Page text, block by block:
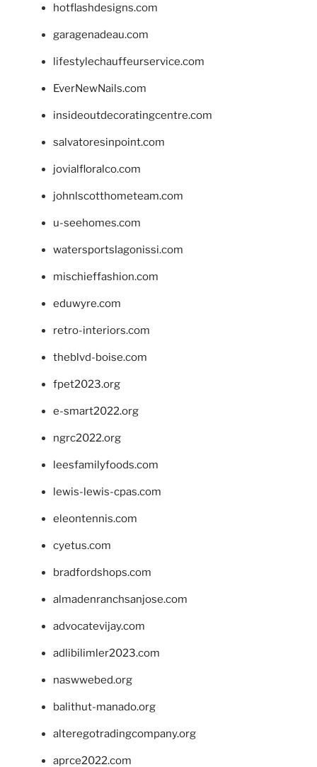
hotflashdesigns.com
garagenadeau.com
lifestylechauffeurservice.com
EverNewNails.com
insideoutdecoratingcentre.com
salvatoresinpoint.com
jovialfloralco.com
johnlscotthometeam.com
u-seehomes.com
watersportslagonissi.com
mischieffashion.com
eduwyre.com
retro-interiors.com
theblvd-boise.com
fpet2023.org
e-smart2022.org
ngrc2022.org
leesfamilyfoods.com
lewis-lewis-cpas.com
eleontennis.com
cyetus.com
bradfordshops.com
almadenranchsanjose.com
advocatevijay.com
adlibilimler2023.com
naswwebed.org
balithut-manado.org
alteregotradingcompany.org
aprce2022.com